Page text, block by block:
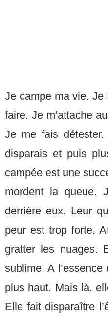
Je campe ma vie.
faire. Je m’attache
Je me fais
disparais et puis
campée est une
mordent la queue.
derrière eux. Leur
peur est trop forte.
gratter les nuages.
sublime. A
plus haut. Mais là,
Elle fait disparaître